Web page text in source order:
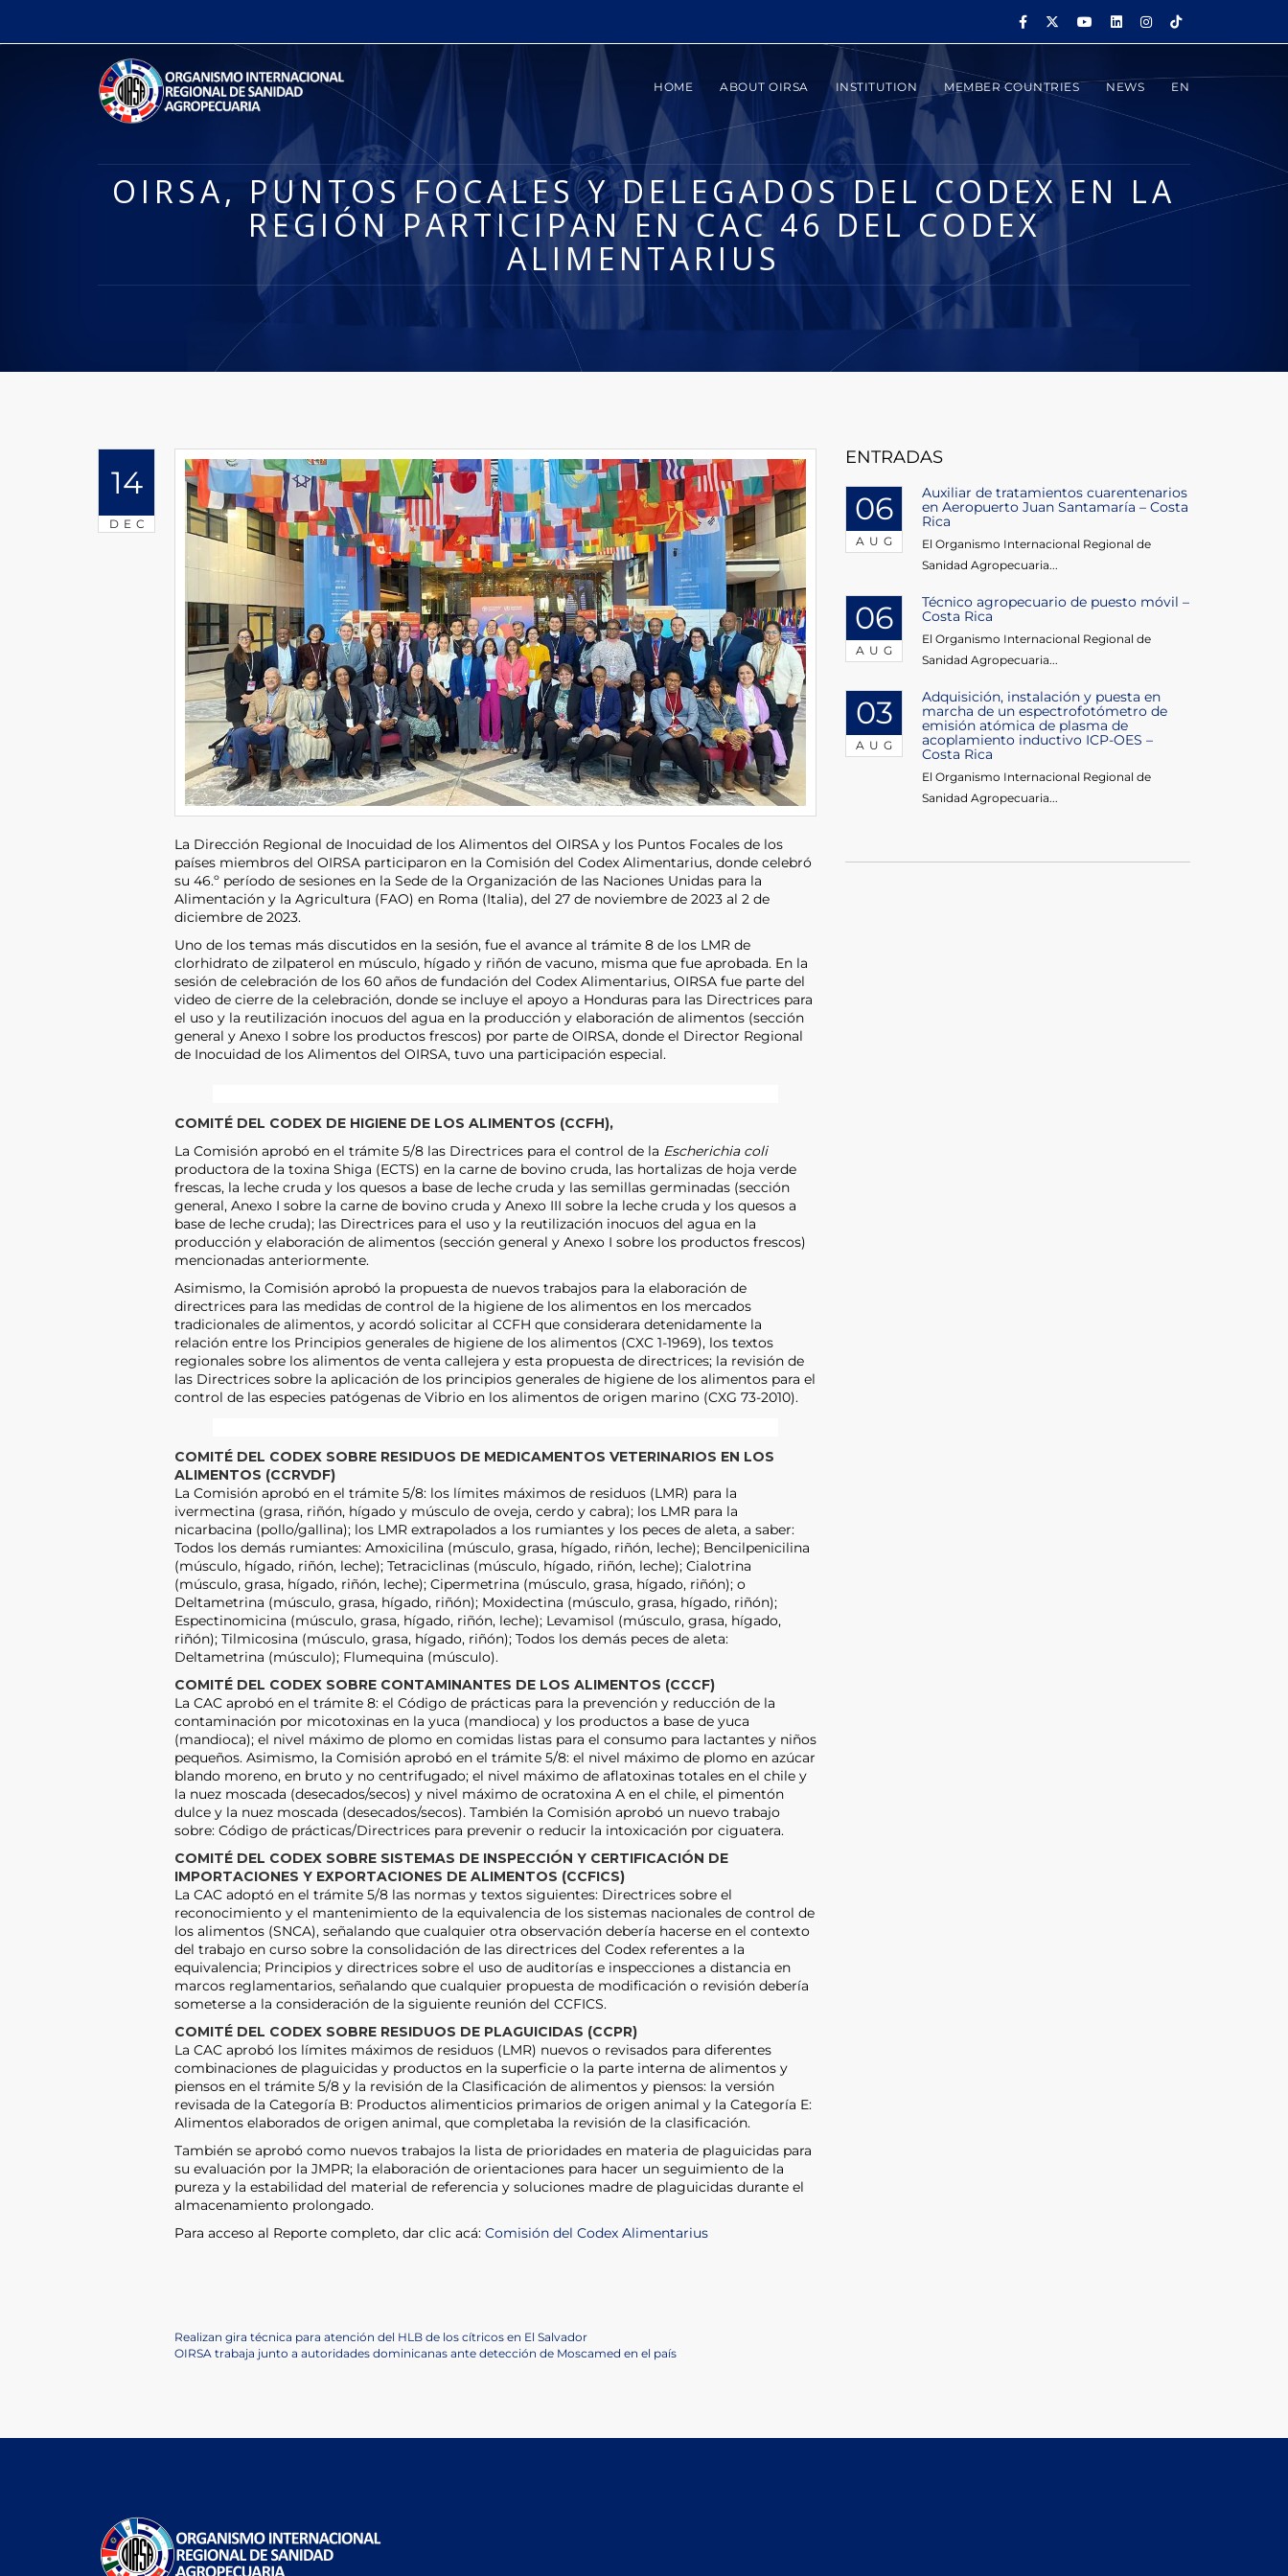
HOME ABOUT OIRSA INSTITUTION MEMBER COUNTRIES NEWS EN
OIRSA, PUNTOS FOCALES Y DELEGADOS DEL CODEX EN LA
REGIÓN PARTICIPAN EN CAC 46 DEL CODEX
ALIMENTARIUS
14
DEC
La Dirección Regional de Inocuidad de los Alimentos del OIRSA y los Puntos Focales de los
países miembros del OIRSA participaron en la Comisión del Codex Alimentarius, donde celebró
su 46.º período de sesiones en la Sede de la Organización de las Naciones Unidas para la
Alimentación y la Agricultura (FAO) en Roma (Italia), del 27 de noviembre de 2023 al 2 de
diciembre de 2023.
Uno de los temas más discutidos en la sesión, fue el avance al trámite 8 de los LMR de
clorhidrato de zilpaterol en músculo, hígado y riñón de vacuno, misma que fue aprobada. En la
sesión de celebración de los 60 años de fundación del Codex Alimentarius, OIRSA fue parte del
video de cierre de la celebración, donde se incluye el apoyo a Honduras para las Directrices para
el uso y la reutilización inocuos del agua en la producción y elaboración de alimentos (sección
general y Anexo I sobre los productos frescos) por parte de OIRSA, donde el Director Regional
de Inocuidad de los Alimentos del OIRSA, tuvo una participación especial.
COMITÉ DEL CODEX DE HIGIENE DE LOS ALIMENTOS (CCFH),
La Comisión aprobó en el trámite 5/8 las Directrices para el control de la Escherichia coli
productora de la toxina Shiga (ECTS) en la carne de bovino cruda, las hortalizas de hoja verde
frescas, la leche cruda y los quesos a base de leche cruda y las semillas germinadas (sección
general, Anexo I sobre la carne de bovino cruda y Anexo III sobre la leche cruda y los quesos a
base de leche cruda); las Directrices para el uso y la reutilización inocuos del agua en la
producción y elaboración de alimentos (sección general y Anexo I sobre los productos frescos)
mencionadas anteriormente.
Asimismo, la Comisión aprobó la propuesta de nuevos trabajos para la elaboración de
directrices para las medidas de control de la higiene de los alimentos en los mercados
tradicionales de alimentos, y acordó solicitar al CCFH que considerara detenidamente la
relación entre los Principios generales de higiene de los alimentos (CXC 1-1969), los textos
regionales sobre los alimentos de venta callejera y esta propuesta de directrices; la revisión de
las Directrices sobre la aplicación de los principios generales de higiene de los alimentos para el
control de las especies patógenas de Vibrio en los alimentos de origen marino (CXG 73-2010).
COMITÉ DEL CODEX SOBRE RESIDUOS DE MEDICAMENTOS VETERINARIOS EN LOS
ALIMENTOS (CCRVDF)
La Comisión aprobó en el trámite 5/8: los límites máximos de residuos (LMR) para la
ivermectina (grasa, riñón, hígado y músculo de oveja, cerdo y cabra); los LMR para la
nicarbacina (pollo/gallina); los LMR extrapolados a los rumiantes y los peces de aleta, a saber:
Todos los demás rumiantes: Amoxicilina (músculo, grasa, hígado, riñón, leche); Bencilpenicilina
(músculo, hígado, riñón, leche); Tetraciclinas (músculo, hígado, riñón, leche); Cialotrina
(músculo, grasa, hígado, riñón, leche); Cipermetrina (músculo, grasa, hígado, riñón); o
Deltametrina (músculo, grasa, hígado, riñón); Moxidectina (músculo, grasa, hígado, riñón);
Espectinomicina (músculo, grasa, hígado, riñón, leche); Levamisol (músculo, grasa, hígado,
riñón); Tilmicosina (músculo, grasa, hígado, riñón); Todos los demás peces de aleta:
Deltametrina (músculo); Flumequina (músculo).
COMITÉ DEL CODEX SOBRE CONTAMINANTES DE LOS ALIMENTOS (CCCF)
La CAC aprobó en el trámite 8: el Código de prácticas para la prevención y reducción de la
contaminación por micotoxinas en la yuca (mandioca) y los productos a base de yuca
(mandioca); el nivel máximo de plomo en comidas listas para el consumo para lactantes y niños
pequeños. Asimismo, la Comisión aprobó en el trámite 5/8: el nivel máximo de plomo en azúcar
blando moreno, en bruto y no centrifugado; el nivel máximo de aflatoxinas totales en el chile y
la nuez moscada (desecados/secos) y nivel máximo de ocratoxina A en el chile, el pimentón
dulce y la nuez moscada (desecados/secos). También la Comisión aprobó un nuevo trabajo
sobre: Código de prácticas/Directrices para prevenir o reducir la intoxicación por ciguatera.
COMITÉ DEL CODEX SOBRE SISTEMAS DE INSPECCIÓN Y CERTIFICACIÓN DE
IMPORTACIONES Y EXPORTACIONES DE ALIMENTOS (CCFICS)
La CAC adoptó en el trámite 5/8 las normas y textos siguientes: Directrices sobre el
reconocimiento y el mantenimiento de la equivalencia de los sistemas nacionales de control de
los alimentos (SNCA), señalando que cualquier otra observación debería hacerse en el contexto
del trabajo en curso sobre la consolidación de las directrices del Codex referentes a la
equivalencia; Principios y directrices sobre el uso de auditorías e inspecciones a distancia en
marcos reglamentarios, señalando que cualquier propuesta de modificación o revisión debería
someterse a la consideración de la siguiente reunión del CCFICS.
COMITÉ DEL CODEX SOBRE RESIDUOS DE PLAGUICIDAS (CCPR)
La CAC aprobó los límites máximos de residuos (LMR) nuevos o revisados para diferentes
combinaciones de plaguicidas y productos en la superficie o la parte interna de alimentos y
piensos en el trámite 5/8 y la revisión de la Clasificación de alimentos y piensos: la versión
revisada de la Categoría B: Productos alimenticios primarios de origen animal y la Categoría E:
Alimentos elaborados de origen animal, que completaba la revisión de la clasificación.
También se aprobó como nuevos trabajos la lista de prioridades en materia de plaguicidas para
su evaluación por la JMPR; la elaboración de orientaciones para hacer un seguimiento de la
pureza y la estabilidad del material de referencia y soluciones madre de plaguicidas durante el
almacenamiento prolongado.
Para acceso al Reporte completo, dar clic acá: Comisión del Codex Alimentarius
Post
Previous
Post
Realizan gira técnica para atención del HLB de los cítricos en El Salvador
Next
OIRSA trabaja junto a autoridades dominicanas ante detección de Moscamed en el país
ENTRADAS
06
AUG
Auxiliar de tratamientos cuarentenarios
en Aeropuerto Juan Santamaría – Costa
Rica
El Organismo Internacional Regional de
Sanidad Agropecuaria...
06
AUG
Técnico agropecuario de puesto móvil –
Costa Rica
El Organismo Internacional Regional de
Sanidad Agropecuaria...
03
AUG
Adquisición, instalación y puesta en
marcha de un espectrofotómetro de
emisión atómica de plasma de
acoplamiento inductivo ICP-OES –
Costa Rica
El Organismo Internacional Regional de
Sanidad Agropecuaria...